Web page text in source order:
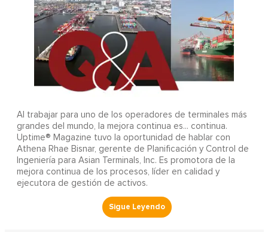
Al trabajar para uno de los operadores de terminales más
grandes del mundo, la mejora continua es... continua.
Uptime® Magazine tuvo la oportunidad de hablar con
Athena Rhae Bisnar, gerente de Planificación y Control de
Ingeniería para Asian Terminals, Inc. Es promotora de la
mejora continua de los procesos, líder en calidad y
ejecutora de gestión de activos.